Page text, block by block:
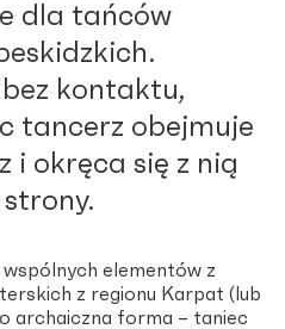
dla tańców
bez kontaktu,
tancerz obejmuje
i okręca się z nią
wspólnych elementów z
z regionu Karpat (lub
archaiczna forma – taniec